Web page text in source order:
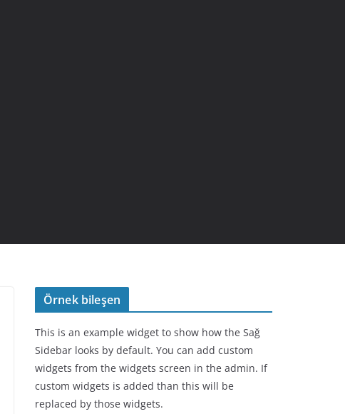
Örnek bileşen
This is an example widget to show how the Sağ
Sidebar looks by default. You can add custom
widgets from the widgets screen in the admin. If
custom widgets is added than this will be
replaced by those widgets.